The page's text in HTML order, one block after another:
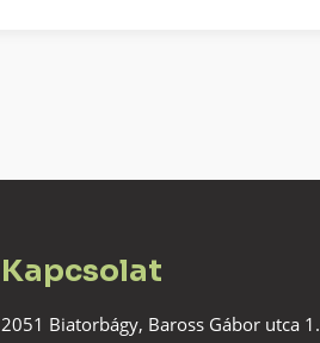
Kapcsolat
2051 Biatorbágy, Baross Gábor utca 1.